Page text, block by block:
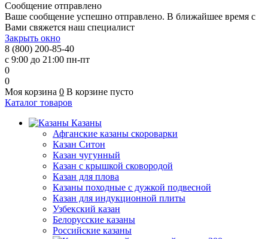
Сообщение отправлено
Ваше сообщение успешно отправлено. В ближайшее время с
Вами свяжется наш специалист
Закрыть окно
8 (800) 200-85-40
с 9:00 до 21:00 пн-пт
0
0
Моя корзина 0 В корзине пусто
Каталог товаров
Казаны
Афганские казаны скороварки
Казан Ситон
Казан чугунный
Казан с крышкой сковородой
Казан для плова
Казаны походные с дужкой подвесной
Казан для индукционной плиты
Узбекский казан
Белорусские казаны
Российские казаны